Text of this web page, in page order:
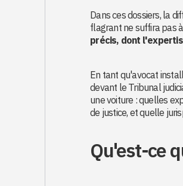
Dans ces dossiers, la
flagrant ne suffira pas
précis, dont
En tant qu'avocat
devant le Tribunal
une voiture : quelles
de justice, et quelle
Qu'est-ce